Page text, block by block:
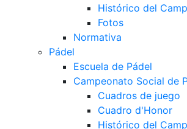
Histórico del
Fotos
Normativa
Pádel
Escuela de Pádel
Campeonato Social de
Cuadros de juego
Cuadro d'Honor
Histórico del